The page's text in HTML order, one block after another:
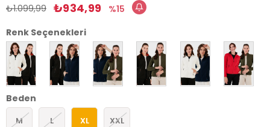
₺1.099,99 ₺934,99
15
Renk Seçenekleri
Beden
M L XL XXL